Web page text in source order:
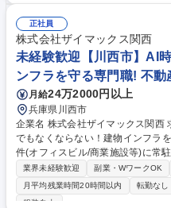
応した3Dプリント材料の開発やプ
活用した構造物へ適用検証■学会基
文発表 等（希望制）※上記業務を
います。【将来的に期待すること
トに適した材料を評価する試験方法の構築 募集職種 【マ
ニア/オープン】シェア9割★国内
正社員
株式会社ザイマックス関西
未経験歓迎【川西市】AI
ンフラを守る専門職! 不
月給24万2000円以上
兵庫県川西市
企業名 株式会社ザイマックス関西 求人名 ★未経験歓迎【川西市】AI時代
でもなくならない！建物インフラを守る専門職！ 仕
件(オフィスビル/商業施設等)に常
せます。入社から1年程度は、基
育成します！※常駐する物件は自宅から1時間
案件：同社が受託管理するオフィ
業界未経験歓迎 副業・WワークOK
月平均残業時間20時間以内
転勤なし
服装自由